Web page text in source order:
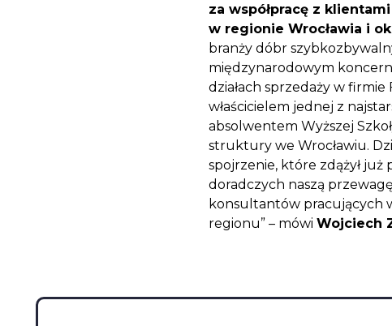
za współpracę z
w regionie Wrocławia i
branży dóbr
międzynarodowym
działach sprzedaży w firmie
właścicielem jednej z
absolwentem Wyższej
struktury we Wrocławiu.
spojrzenie, które zdążył
doradczych naszą
konsultantów pracujących
regionu” – mówiWojciech